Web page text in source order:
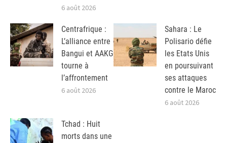
6 août 2026
Centrafrique :
L’alliance entre
Bangui et AAKG
tourne à
l’affrontement
6 août 2026
Sahara : Le
Polisario défie
les Etats Unis
en poursuivant
ses attaques
contre le Maroc
6 août 2026
Tchad : Huit
morts dans une